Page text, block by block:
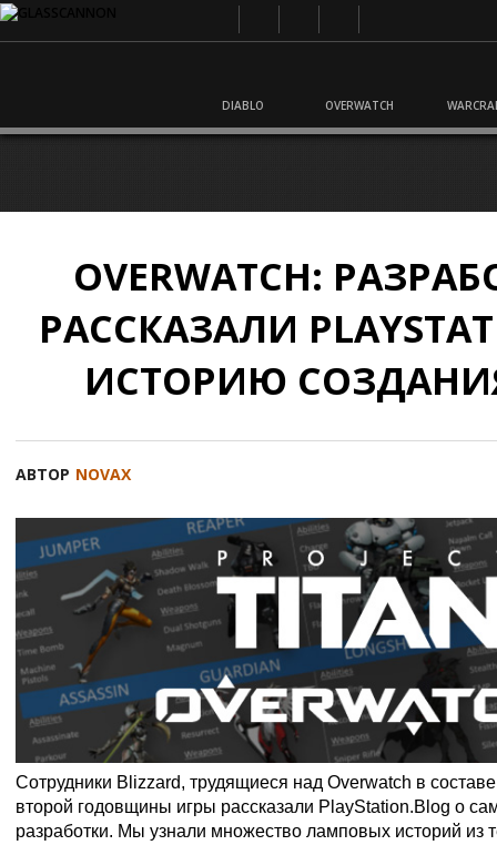
DIABLO OVERWATCH
OVERWATCH:
РАССКАЗАЛИ
ИСТОРИЮ
АВТОР NOVAX
Сотрудники Blizzard, трудящиеся над Overwatch в
второй годовщины игры рассказали PlayStation.Blog о
разработки. Мы узнали множество ламповых историй из